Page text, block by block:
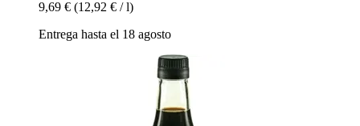
9,69 € (12,92 € / l)
Entrega hasta el 18 agosto